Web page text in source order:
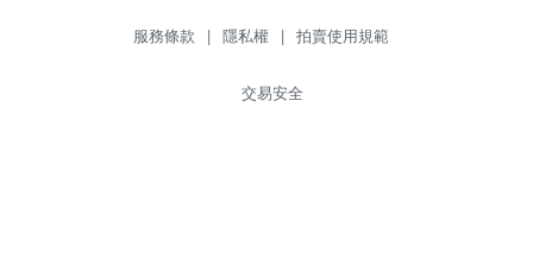
服務條款 | 隱私權 | 拍賣使用規範
交易安全